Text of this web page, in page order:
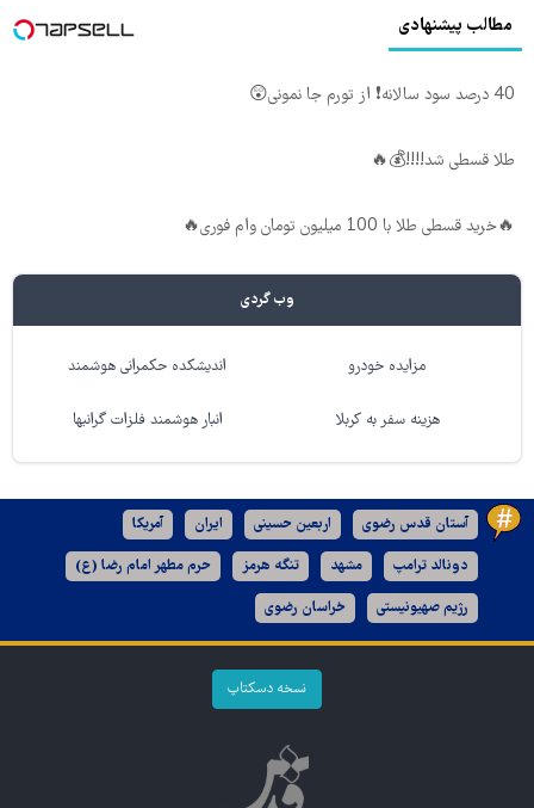
مطالب پیشنهادی
40 درصد سود سالانه❗ از تورم جا نمونی😲
طلا قسطی شد!!!!💰🔥
🔥خرید قسطی طلا با 100 میلیون تومان وام فوری🔥
وب گردی
مزایده خودرو اندیشکده حکمرانی هوشمند
هزینه سفر به کربلا انبار هوشمند فلزات گرانبها
آستان قدس رضوی اربعین حسینی ایران آمریکا
دونالد ترامپ مشهد تنگه هرمز حرم مطهر امام رضا (ع)
رژیم صهیونیستی خراسان رضوی
نسخه دسکتاپ